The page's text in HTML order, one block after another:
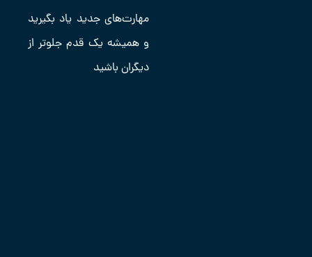
مهارت‌های جدید یاد بگیرید
و همیشه یک قدم جلوتر از
دیگران باشید